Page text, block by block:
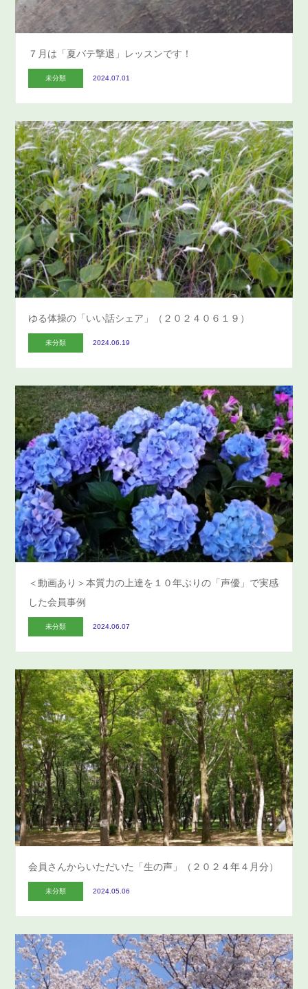
７月は「夏バテ撃退」レッスンです！
未分類 2024.07.01
ゆる体操の「いい話シェア」（２０２４０６１９）
未分類 2024.06.19
＜動画あり＞本質力の上達を１０年ぶりの「声優」で実感
した会員事例
未分類 2024.06.07
会員さんからいただいた「生の声」（２０２４年４月分）
未分類 2024.05.06